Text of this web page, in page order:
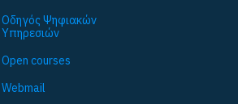
Οδηγός Ψηφιακών
Υπηρεσιών
Open courses
Webmail